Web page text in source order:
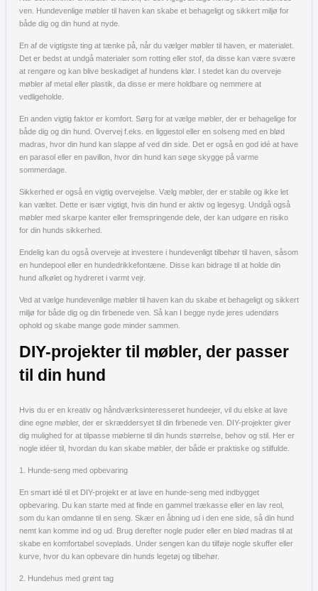
ven. Hundevenlige møbler til haven kan skabe et behageligt og sikkert miljø for
både dig og din hund at nyde.
En af de vigtigste ting at tænke på, når du vælger møbler til haven, er materialet.
Det er bedst at undgå materialer som rotting eller stof, da disse kan være svære
at rengøre og kan blive beskadiget af hundens klør. I stedet kan du overveje
møbler af metal eller plastik, da disse er mere holdbare og nemmere at
vedligeholde.
En anden vigtig faktor er komfort. Sørg for at vælge møbler, der er behagelige for
både dig og din hund. Overvej f.eks. en liggestol eller en solseng med en blød
madras, hvor din hund kan slappe af ved din side. Det er også en god idé at have
en parasol eller en pavillon, hvor din hund kan søge skygge på varme
sommerdage.
Sikkerhed er også en vigtig overvejelse. Vælg møbler, der er stabile og ikke let
kan væltet. Dette er især vigtigt, hvis din hund er aktiv og legesyg. Undgå også
møbler med skarpe kanter eller fremspringende dele, der kan udgøre en risiko
for din hunds sikkerhed.
Endelig kan du også overveje at investere i hundevenligt tilbehør til haven, såsom
en hundepool eller en hundedrikkefontæne. Disse kan bidrage til at holde din
hund afkølet og hydreret i varmt vejr.
Ved at vælge hundevenlige møbler til haven kan du skabe et behageligt og sikkert
miljø for både dig og din firbenede ven. Så kan I begge nyde jeres udendørs
ophold og skabe mange gode minder sammen.
DIY-projekter til møbler, der passer
til din hund
Hvis du er en kreativ og håndværksinteresseret hundeejer, vil du elske at lave
dine egne møbler, der er skræddersyet til din firbenede ven. DIY-projekter giver
dig mulighed for at tilpasse møblerne til din hunds størrelse, behov og stil. Her er
nogle idéer til, hvordan du kan skabe møbler, der både er praktiske og stilfulde.
1. Hunde-seng med opbevaring
En smart idé til et DIY-projekt er at lave en hunde-seng med indbygget
opbevaring. Du kan starte med at finde en gammel trækasse eller en lav reol,
som du kan omdanne til en seng. Skær en åbning ud i den ene side, så din hund
nemt kan komme ind og ud. Brug derefter nogle puder eller en blød madras til at
skabe en komfortabel soveplads. Under sengen kan du tilføje nogle skuffer eller
kurve, hvor du kan opbevare din hunds legetøj og tilbehør.
2. Hundehus med grønt tag